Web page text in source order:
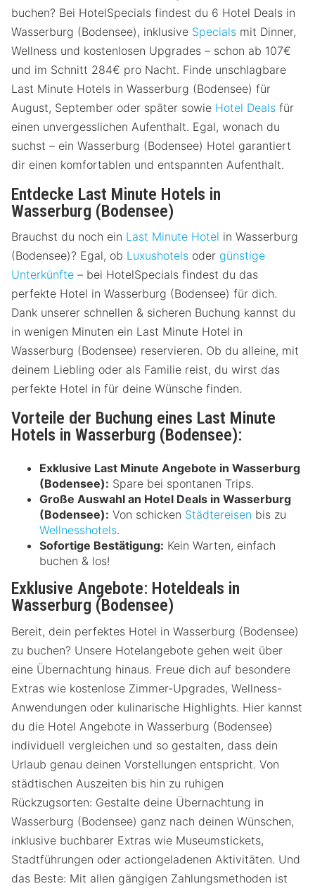
buchen? Bei HotelSpecials findest du 6 Hotel Deals in
Wasserburg (Bodensee), inklusive Specials mit Dinner,
Wellness und kostenlosen Upgrades – schon ab 107€
und im Schnitt 284€ pro Nacht. Finde unschlagbare
Last Minute Hotels in Wasserburg (Bodensee) für
August, September oder später sowie Hotel Deals für
einen unvergesslichen Aufenthalt. Egal, wonach du
suchst – ein Wasserburg (Bodensee) Hotel garantiert
dir einen komfortablen und entspannten Aufenthalt.
Entdecke Last Minute Hotels in
Wasserburg (Bodensee)
Brauchst du noch ein Last Minute Hotel in Wasserburg
(Bodensee)? Egal, ob Luxushotels oder günstige
Unterkünfte – bei HotelSpecials findest du das
perfekte Hotel in Wasserburg (Bodensee) für dich.
Dank unserer schnellen & sicheren Buchung kannst du
in wenigen Minuten ein Last Minute Hotel in
Wasserburg (Bodensee) reservieren. Ob du alleine, mit
deinem Liebling oder als Familie reist, du wirst das
perfekte Hotel in für deine Wünsche finden.
Vorteile der Buchung eines Last Minute
Hotels in Wasserburg (Bodensee):
Exklusive Last Minute Angebote in Wasserburg
(Bodensee): Spare bei spontanen Trips.
Große Auswahl an Hotel Deals in Wasserburg
(Bodensee): Von schicken Städtereisen bis zu
Wellnesshotels.
Sofortige Bestätigung: Kein Warten, einfach
buchen & los!
Exklusive Angebote: Hoteldeals in
Wasserburg (Bodensee)
Bereit, dein perfektes Hotel in Wasserburg (Bodensee)
zu buchen? Unsere Hotelangebote gehen weit über
eine Übernachtung hinaus. Freue dich auf besondere
Extras wie kostenlose Zimmer-Upgrades, Wellness-
Anwendungen oder kulinarische Highlights. Hier kannst
du die Hotel Angebote in Wasserburg (Bodensee)
individuell vergleichen und so gestalten, dass dein
Urlaub genau deinen Vorstellungen entspricht. Von
städtischen Auszeiten bis hin zu ruhigen
Rückzugsorten: Gestalte deine Übernachtung in
Wasserburg (Bodensee) ganz nach deinen Wünschen,
inklusive buchbarer Extras wie Museumstickets,
Stadtführungen oder actiongeladenen Aktivitäten. Und
das Beste: Mit allen gängigen Zahlungsmethoden ist